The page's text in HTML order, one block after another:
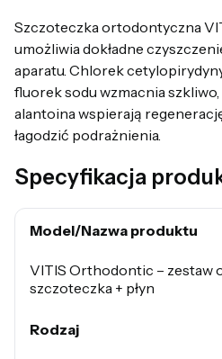
Szczoteczka ortodontyczna
umożliwia dokładne
aparatu. Chlorek
fluorek sodu wzmacnia
alantoina wspierają
łagodzić podrażnienia.
Specyfikacja
Model/Nazwa produktu
VITIS Orthodontic – zestaw
szczoteczka + płyn
Rodzaj